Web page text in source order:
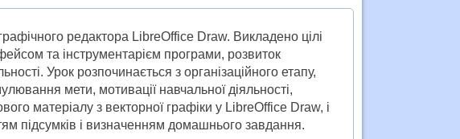
редактора LibreOffice Draw. Викладено цілі
та інструментарієм програми, розвиток
Урок розпочинається з організаційного етапу,
мети, мотивації навчальної діяльності,
матеріалу з векторної графіки у LibreOffice Draw, і
підсумків і визначенням домашнього завдання.